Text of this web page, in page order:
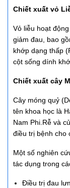
Chiết xuất vỏ
Vỏ liễu hoạt
giảm đau, bao
khớp dạng thấp
cột sống dính
Chiết xuất cây
Cây móng quỷ
tên khoa học là
Nam Phi.Rễ và
điều trị bệnh cho
Một số nghiên
tác dụng trong
Điều trị đau